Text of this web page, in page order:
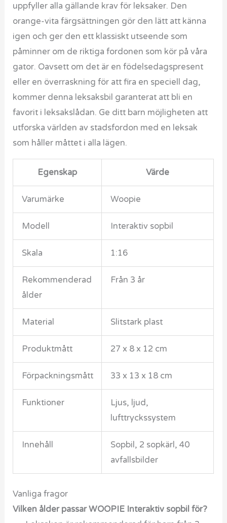
uppfyller alla gällande krav för leksaker. Den
orange-vita färgsättningen gör den lätt att känna
igen och ger den ett klassiskt utseende som
påminner om de riktiga fordonen som kör på våra
gator. Oavsett om det är en födelsedagspresent
eller en överraskning för att fira en speciell dag,
kommer denna leksaksbil garanterat att bli en
favorit i leksakslådan. Ge ditt barn möjligheten att
utforska världen av stadsfordon med en leksak
som håller måttet i alla lägen.
Egenskap Värde
Varumärke Woopie
Modell Interaktiv sopbil
Skala 1:16
Rekommenderad
ålder
Från 3 år
Material Slitstark plast
Produktmått 27 x 8 x 12 cm
Förpackningsmått 33 x 13 x 18 cm
Funktioner
Ljus, ljud,
lufttryckssystem
Innehåll
Sopbil, 2 sopkärl, 40
avfallsbilder
Vanliga fragor
Vilken ålder passar WOOPIE Interaktiv sopbil för?